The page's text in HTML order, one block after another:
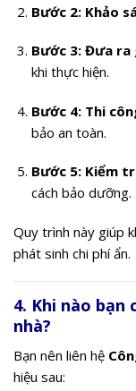
Bước 2: Khảo
Bước 3: Đưa ra
khi thực hiện.
Bước 4: Thi
bảo an toàn.
Bước 5: Kiểm
cách bảo dưỡng.
Quy trình này giúp
phát sinh chi phí ẩn.
4. Khi nào
nhà?
Bạn nên liên hệ
hiệu sau: